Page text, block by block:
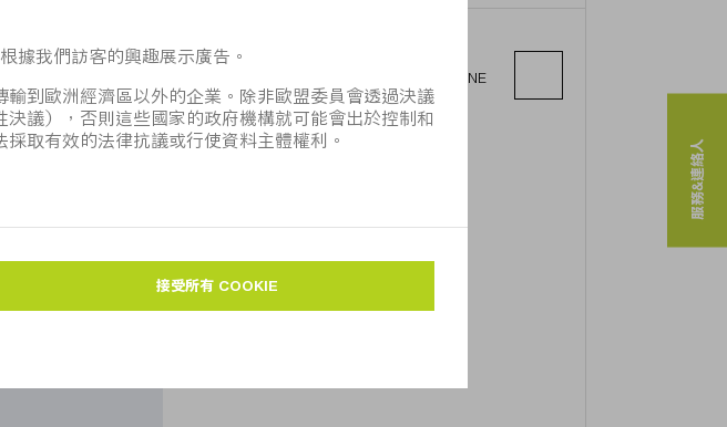
19, 21 Motorway Road,
Klongsongtonnoon, Lat Krabang, , LINE
ID: @trumpfthailand
10520 Bangkok
服務&連絡人